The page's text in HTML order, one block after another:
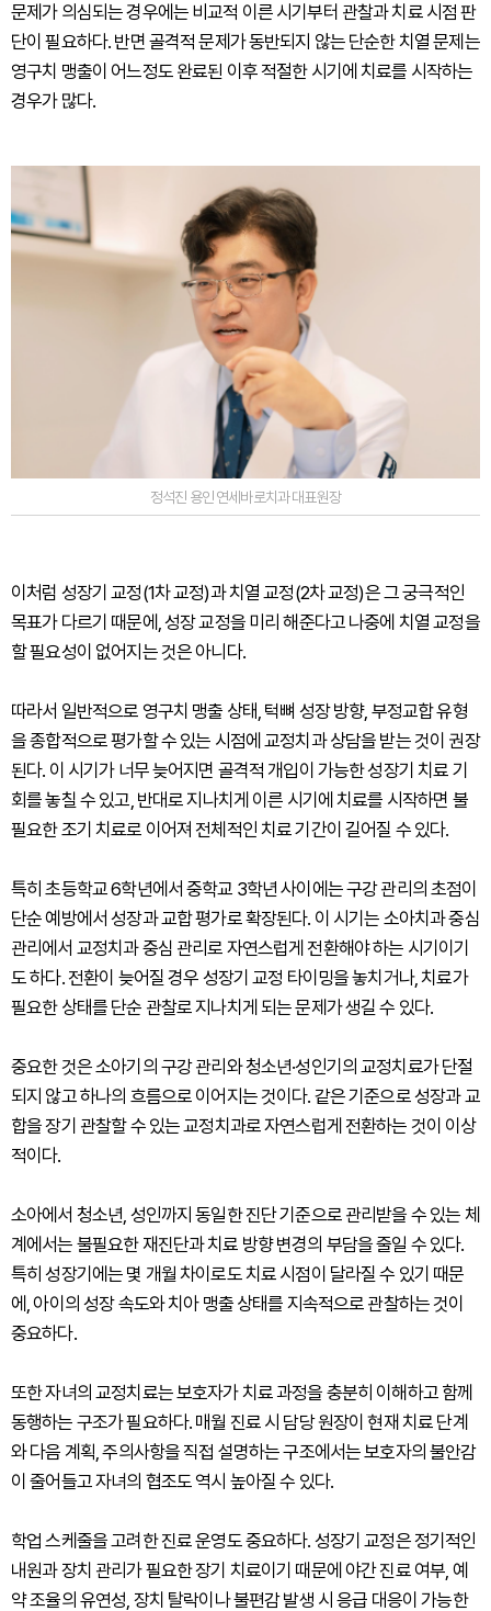
문제가 의심되는 경우에는 비교적 이른 시기부터 관찰과 치료 시점 판
단이 필요하다. 반면 골격적 문제가 동반되지 않는 단순한 치열 문제는
영구치 맹출이 어느정도 완료된 이후 적절한 시기에 치료를 시작하는
경우가 많다.
정석진 용인 연세바로치과 대표원장
이처럼 성장기 교정(1차 교정)과 치열 교정(2차 교정)은 그 궁극적인
목표가 다르기 때문에, 성장 교정을 미리 해준다고 나중에 치열 교정을
할 필요성이 없어지는 것은 아니다.
따라서 일반적으로 영구치 맹출 상태, 턱뼈 성장 방향, 부정교합 유형
을 종합적으로 평가할 수 있는 시점에 교정치과 상담을 받는 것이 권장
된다. 이 시기가 너무 늦어지면 골격적 개입이 가능한 성장기 치료 기
회를 놓칠 수 있고, 반대로 지나치게 이른 시기에 치료를 시작하면 불
필요한 조기 치료로 이어져 전체적인 치료 기간이 길어질 수 있다.
특히 초등학교 6학년에서 중학교 3학년 사이에는 구강 관리의 초점이
단순 예방에서 성장과 교합 평가로 확장된다. 이 시기는 소아치과 중심
관리에서 교정치과 중심 관리로 자연스럽게 전환해야 하는 시기이기
도 하다. 전환이 늦어질 경우 성장기 교정 타이밍을 놓치거나, 치료가
필요한 상태를 단순 관찰로 지나치게 되는 문제가 생길 수 있다.
중요한 것은 소아기의 구강 관리와 청소년·성인기의 교정치료가 단절
되지 않고 하나의 흐름으로 이어지는 것이다. 같은 기준으로 성장과 교
합을 장기 관찰할 수 있는 교정치과로 자연스럽게 전환하는 것이 이상
적이다.
소아에서 청소년, 성인까지 동일한 진단 기준으로 관리받을 수 있는 체
계에서는 불필요한 재진단과 치료 방향 변경의 부담을 줄일 수 있다.
특히 성장기에는 몇 개월 차이로도 치료 시점이 달라질 수 있기 때문
에, 아이의 성장 속도와 치아 맹출 상태를 지속적으로 관찰하는 것이
중요하다.
또한 자녀의 교정치료는 보호자가 치료 과정을 충분히 이해하고 함께
동행하는 구조가 필요하다. 매월 진료 시 담당 원장이 현재 치료 단계
와 다음 계획, 주의사항을 직접 설명하는 구조에서는 보호자의 불안감
이 줄어들고 자녀의 협조도 역시 높아질 수 있다.
학업 스케줄을 고려한 진료 운영도 중요하다. 성장기 교정은 정기적인
내원과 장치 관리가 필요한 장기 치료이기 때문에 야간 진료 여부, 예
약 조율의 유연성, 장치 탈락이나 불편감 발생 시 응급 대응이 가능한